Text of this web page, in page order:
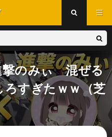
撃のみぃ 混ぜる
すぎたｗｗ（芝